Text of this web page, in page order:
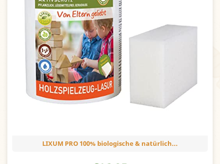
LIXUM PRO 100% biologische & natürlich...